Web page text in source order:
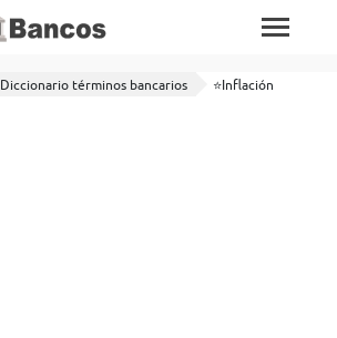
Diccionario términos bancarios ⭐Inflación